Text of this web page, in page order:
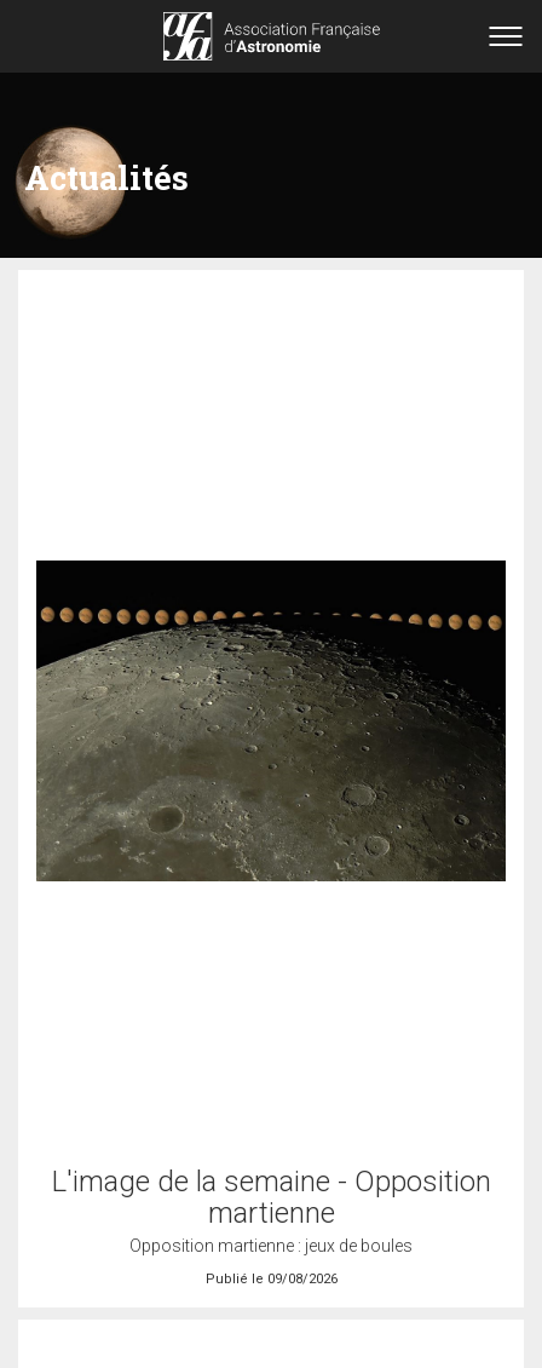
Actualités
L'image de la semaine - Opposition
martienne
Opposition martienne : jeux de boules
Publié le 09/08/2026